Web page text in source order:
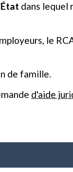
dans lequel
le
de famille.
d'aide